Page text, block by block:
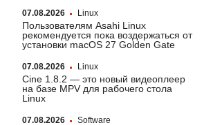
07.08.2026 Linux
Пользователям Asahi Linux
рекомендуется пока воздержаться от
установки macOS 27 Golden Gate
07.08.2026 Linux
Cine 1.8.2 — это новый видеоплеер
на базе MPV для рабочего стола
Linux
07.08.2026 Software